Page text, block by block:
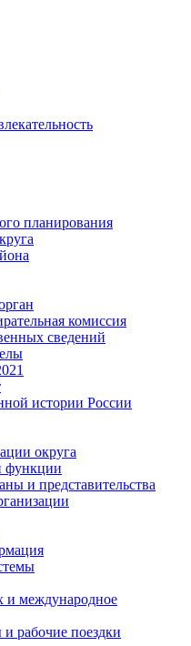
планирования
комиссия
сведений
истории России
округа
функции
и представительства
и международное
рабочие поездки